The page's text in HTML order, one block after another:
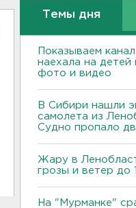
Темы дня
Показываем
наехала на детей
фото и видео
В Сибири нашли
самолета из
Судно пропало
Жару в
грозы и ветер до
На "Мурманке"